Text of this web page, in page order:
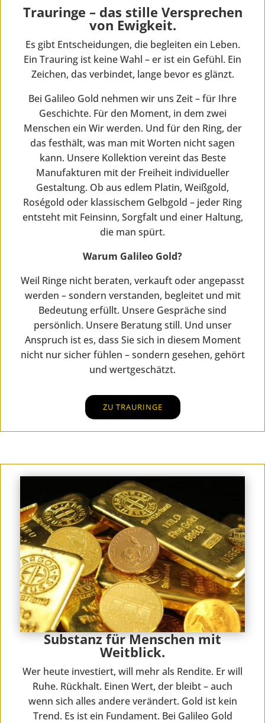
Trauringe – das stille Versprechen
von Ewigkeit.
Es gibt Entscheidungen, die begleiten ein Leben.
Ein Trauring ist keine Wahl – er ist ein Gefühl. Ein
Zeichen, das verbindet, lange bevor es glänzt.
Bei Galileo Gold nehmen wir uns Zeit – für Ihre
Geschichte. Für den Moment, in dem zwei
Menschen ein Wir werden. Und für den Ring, der
das festhält, was man mit Worten nicht sagen
kann. Unsere Kollektion vereint das Beste
Manufakturen mit der Freiheit individueller
Gestaltung. Ob aus edlem Platin, Weißgold,
Roségold oder klassischem Gelbgold – jeder Ring
entsteht mit Feinsinn, Sorgfalt und einer Haltung,
die man spürt.
Warum Galileo Gold?
Weil Ringe nicht beraten, verkauft oder angepasst
werden – sondern verstanden, begleitet und mit
Bedeutung erfüllt. Unsere Gespräche sind
persönlich. Unsere Beratung still. Und unser
Anspruch ist es, dass Sie sich in diesem Moment
nicht nur sicher fühlen – sondern gesehen, gehört
und wertgeschätzt.
ZU TRAURINGE
Substanz für Menschen mit
Weitblick.
Wer heute investiert, will mehr als Rendite. Er will
Ruhe. Rückhalt. Einen Wert, der bleibt – auch
wenn sich alles andere verändert. Gold ist kein
Trend. Es ist ein Fundament. Bei Galileo Gold